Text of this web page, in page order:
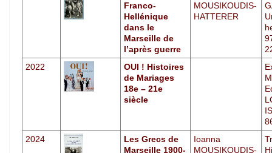
Franco-
Hellénique
dans le
Marseille de
l’après guerre
MOUSIKOUDIS-
HATTERER
2022
OUI ! Histoires
de Mariages
18e – 21e
siècle
2024
Les Grecs de
Marseille 1900-
Ioanna
MOUSIKOUDIS-